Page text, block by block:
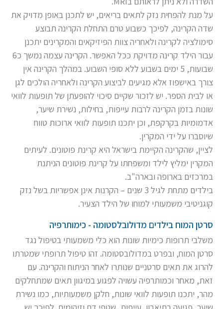
על מנת להפחית נזק לתאים בריאים, יש לתכנן באופן מדויק את
שדה הקרינה, לפיכך כשבוע טרם התחלת הקרינה תבוצע
סימולציה לקרינה ולאחריה צוות הפיזיקאים והמקרינים יתכנן
עבור הילד קרינה מדויקת ככל האפשר. הקרינה עצמה נמשך כ6
שבועות, 5 ימים בשבוע ללא סופי השבוע. במהלך הקרינה אין
צורך באישפוז אלא מגיעים לביצוע הקרינה ולאחריה הולכים לגן
או לבית הספר. יש לזכור שקיים סיכוי להופעתן של תופעות לוואי
שונות בזמן הקרינה לרבות עייפות, בחילות, נשירת שיער,
אדמומיות בקרקפת, וכן יתכנו תופעות לוואי ארוכות טווח
שיוסברו על ידי המקרין.
לציין, שהקרינה הקיימת בישראל היא קרינת פוטונים. לעיתים
המקרין ימליץ לילד ומשפחתו על קרינת פוטונים הניתנת
במרכזים בארופה ובארה"ב.
בילדים מתחת לגיל 3 שנים – הקרנות אינן אפשריות בשל נזק
קוגניטיבי משמעותי למוחו של הילד הצעיר.
סרטן המוח בילדים מדולובלסטומה - כימותרפיה
משלבי תרופות כימיות שונות הוא כלי משמעותי בטיפול נגד
סרטן המוח, ובפרט במדולובסטומה. זהו טיפול תרופתי שמטרתו
להרוג את תאים סרטניים שנותרו לאחר הניתוח והקרינה. עם
זאת, מאחר וכמותרפיה עשויה לפגוע במיגוון תאים שמתחלקים
מהר, יתכנו תופעות לוואי שונות, חלקן משמעותיות, כמו נשירת